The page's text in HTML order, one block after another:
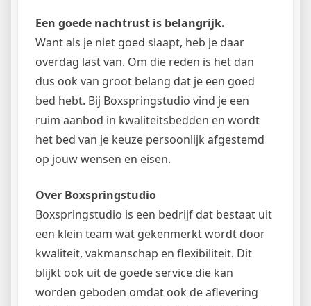
Een goede nachtrust is belangrijk.
Want als je niet goed slaapt, heb je daar
overdag last van. Om die reden is het dan
dus ook van groot belang dat je een goed
bed hebt. Bij Boxspringstudio vind je een
ruim aanbod in kwaliteitsbedden en wordt
het bed van je keuze persoonlijk afgestemd
op jouw wensen en eisen.
Over Boxspringstudio
Boxspringstudio is een bedrijf dat bestaat uit
een klein team wat gekenmerkt wordt door
kwaliteit, vakmanschap en flexibiliteit. Dit
blijkt ook uit de goede service die kan
worden geboden omdat ook de aflevering